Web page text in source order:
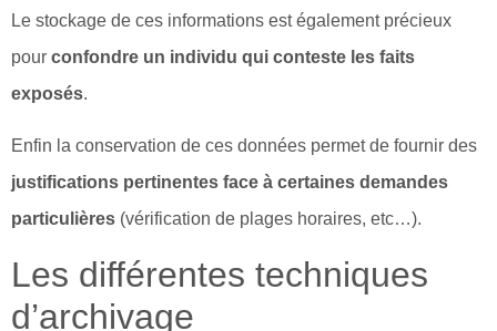
Le stockage de ces informations est également précieux
pour confondre un individu qui conteste les faits
exposés.
Enfin la conservation de ces données permet de fournir des
justifications pertinentes face à certaines demandes
particulières (vérification de plages horaires, etc…).
Les différentes techniques
d’archivage